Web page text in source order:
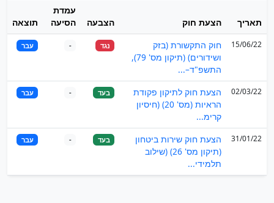
תאריך הצעת חוק הצבעה
עמדת
הסיעה
תוצאה
15/06/22
חוק התקשורת (בזק
ושידורים) (תיקון מס' 79),
התשפ"ד–...
נגד - עבר
02/03/22
הצעת חוק לתיקון פקודת
הראיות (מס' 20) (חיסיון
קרימ...
בעד - עבר
31/01/22
הצעת חוק שירות ביטחון
(תיקון מס' 26) (שילוב
תלמידי...
בעד - עבר